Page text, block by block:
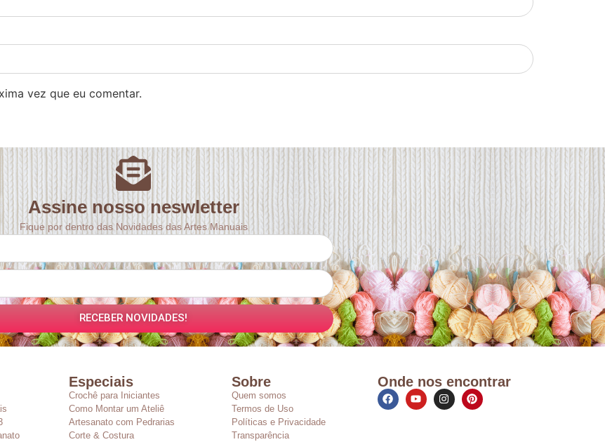
vez que eu comentar.
Assine nosso neswletter
Fique por dentro das Novidades das Artes Manuais
RECEBER NOVIDADES!
Especiais
Crochê para Iniciantes
Como Montar um Ateliê
Artesanato com Pedrarias
Corte & Costura
Sobre
Quem somos
Termos de Uso
Políticas e Privacidade
Transparência
Onde nos encontrar